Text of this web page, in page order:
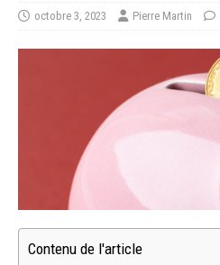
octobre 3, 2023 Pierre Martin
Contenu de l'article